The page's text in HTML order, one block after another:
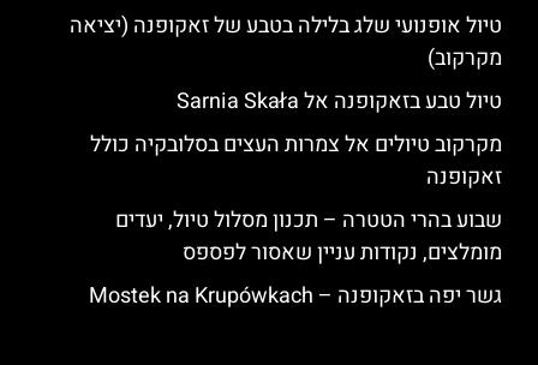
טיול אופנועי שלג בלילה בטבע של זאקופנה (יציאה
מקרקוב)
טיול טבע בזאקופנה אל Sarnia Skała
מקרקוב טיולים אל צמרות העצים בסלובקיה כולל
זאקופנה
שבוע בהרי הטטרה – תכנון מסלול טיול, יעדים
מומלצים, נקודות עניין שאסור לפספס
גשר יפה בזאקופנה – Mostek na Krupówkach